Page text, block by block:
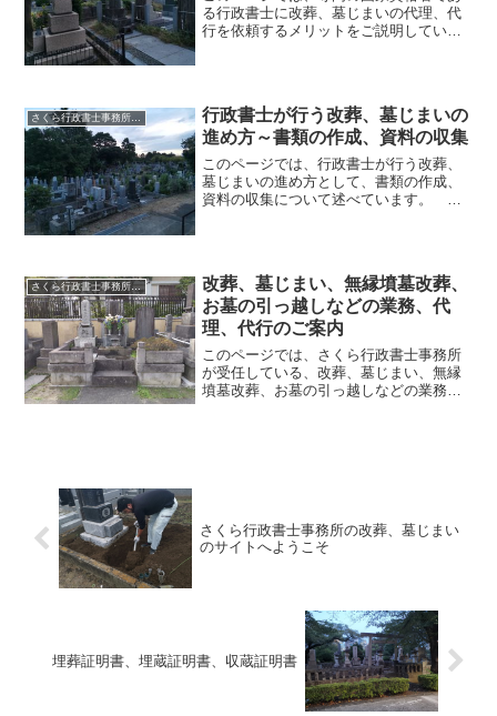
る行政書士に改葬、墓じまいの代理、代
行を依頼するメリットをご説明していま
行政書士が行う改葬、墓じまいの
進め方～書類の作成、資料の収集
このページでは、行政書士が行う改葬、
墓じまいの進め方として、書類の作成、
資料の収集について述べています。 こ
さくら行政書士事務所の、改葬、墓じまいの代理、代行のご案内
改葬、墓じまい、無縁墳墓改葬、
お墓の引っ越しなどの業務、代
理、代行のご案内
このページでは、さくら行政書士事務所
が受任している、改葬、墓じまい、無縁
墳墓改葬、お墓の引っ越しなどの業務、
さくら行政書士事務所の改葬、墓じまい
のサイトへようこそ
埋葬証明書、埋蔵証明書、収蔵証明書